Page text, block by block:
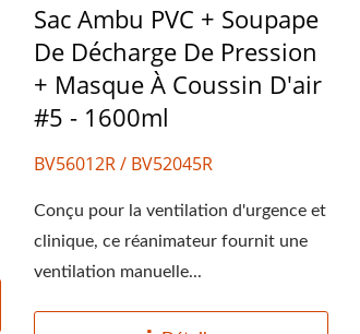
Sac Ambu PVC + Soupape
De Décharge De Pression
+ Masque À Coussin D'air
#5 - 1600ml
BV56012R / BV52045R
Conçu pour la ventilation d'urgence et
clinique, ce réanimateur fournit une
ventilation manuelle...